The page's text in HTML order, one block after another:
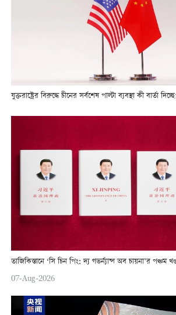
যুক্তরাষ্ট্রের বিরুদ্ধে চীনের সর্বশেষ পাল্টা ব্যবস্থা কী বার্তা
তাজিকিস্তানে ‘সি চিন পিং: দ্য গভর্ন্যান্স অব চায়না’র পঞ্চম
07-Aug-2026